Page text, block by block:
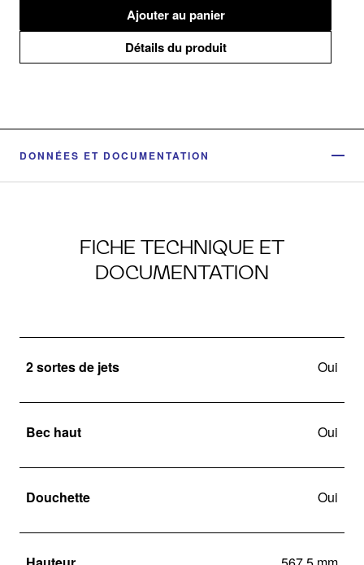
Ajouter au panier
Détails du produit
DONNÉES ET DOCUMENTATION
FICHE TECHNIQUE ET
DOCUMENTATION
2 sortes de jets Oui
Bec haut Oui
Douchette Oui